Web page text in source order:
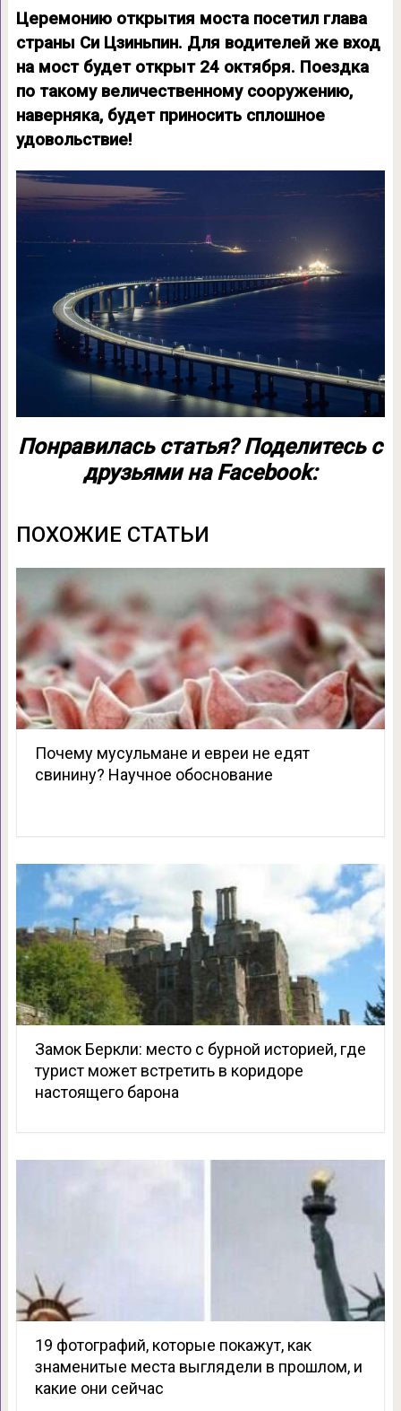
Церемонию открытия моста посетил глава
страны Си Цзиньпин. Для водителей же вход
на мост будет открыт 24 октября. Поездка
по такому величественному сооружению,
наверняка, будет приносить сплошное
удовольствие!
Понравилась статья? Поделитесь с
друзьями на Facebook:
ПОХОЖИЕ СТАТЬИ
Почему мусульмане и евреи не едят
свинину? Научное обоснование
Замок Беркли: место с бурной историей, где
турист может встретить в коридоре
настоящего барона
19 фотографий, которые покажут, как
знаменитые места выглядели в прошлом, и
какие они сейчас